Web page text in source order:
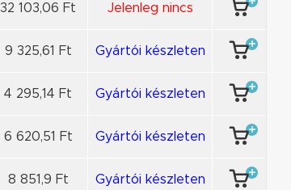
32 103,06 Ft Jelenleg nincs
9 325,61 Ft Gyártói készleten
4 295,14 Ft Gyártói készleten
6 620,51 Ft Gyártói készleten
8 851,9 Ft Gyártói készleten